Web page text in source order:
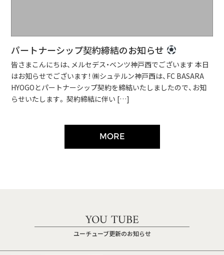
パートナーシップ契約締結のお知らせ
皆さまこんにちは、メルセデス・ベンツ神戸西でございます 本日
はお知らせでございます！ ㈱シュテルン神戸西は、FC BASARA
HYOGOとパートナーシップ契約を締結いたしましたので、お知
らせいたします。 契約締結に伴い […]
MORE
YOU TUBE
ユーチューブ更新のお知らせ